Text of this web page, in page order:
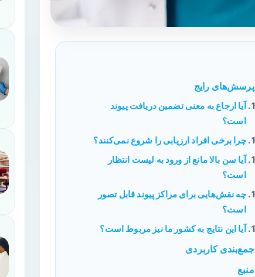
پرسش‌های رایج
آیا ارجاع به معنی تضمین دریافت پیوند
است؟
چرا برخی افراد ارزیابی را شروع نمی‌کنند؟
آیا سن بالا مانع از ورود به لیست انتظار
است؟
چه نقش‌هایی برای مراکز پیوند قابل تصور
است؟
آیا این نتایج به کشور ما نیز مربوط است؟
جمع‌بندی کاربردی
منبع